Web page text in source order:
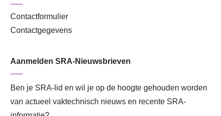
Contactformulier
Contactgegevens
Aanmelden SRA-Nieuwsbrieven
Ben je SRA-lid en wil je op de hoogte gehouden worden
van actueel vaktechnisch nieuws en recente SRA-